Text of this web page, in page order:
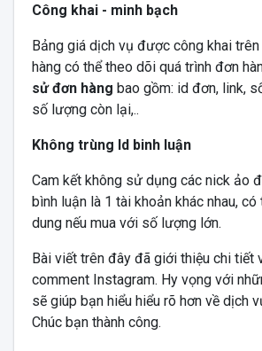
Công khai - minh bạch
Bảng giá dịch vụ được công khai
hàng có thể theo dõi quá trình đơn
sử đơn hàng bao gồm: id đơn, link,
số lượng còn lại,..
Không trùng Id binh luận
Cam kết không sử dụng các nick ảo
bình luận là 1 tài khoản khác nhau, có
dung nếu mua với số lượng lớn.
Bài viết trên đây đã giới thiệu chi tiết
comment Instagram. Hy vọng với
sẽ giúp bạn hiểu hiểu rõ hơn về dịch
Chúc bạn thành công.